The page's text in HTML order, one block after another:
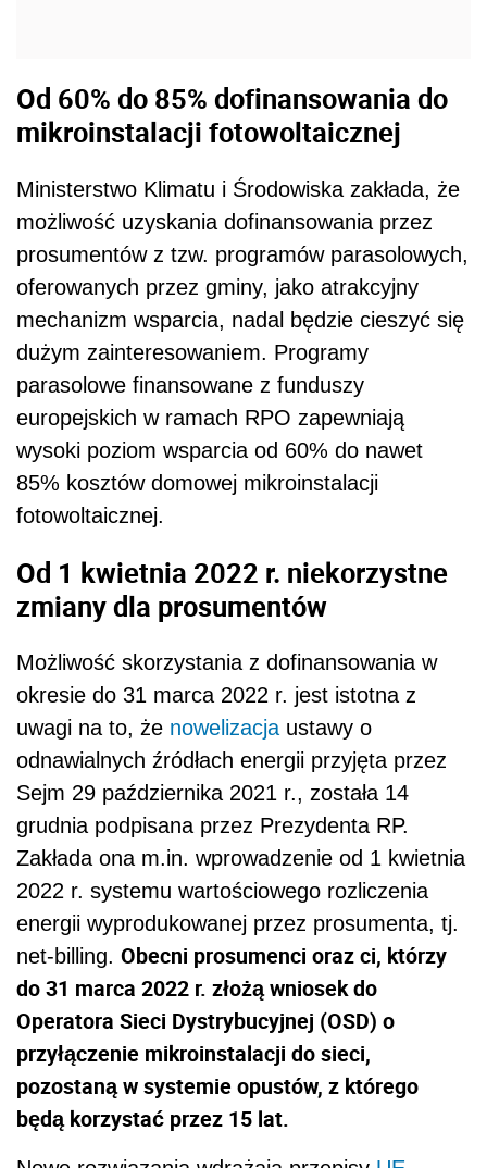
Od 60% do 85% dofinansowania do
mikroinstalacji fotowoltaicznej
Ministerstwo Klimatu i Środowiska zakłada, że
możliwość uzyskania dofinansowania przez
prosumentów z tzw. programów parasolowych,
oferowanych przez gminy, jako atrakcyjny
mechanizm wsparcia, nadal będzie cieszyć się
dużym zainteresowaniem. Programy
parasolowe finansowane z funduszy
europejskich w ramach RPO zapewniają
wysoki poziom wsparcia od 60% do nawet
85% kosztów domowej mikroinstalacji
fotowoltaicznej.
Od 1 kwietnia 2022 r. niekorzystne
zmiany dla prosumentów
Możliwość skorzystania z dofinansowania w
okresie do 31 marca 2022 r. jest istotna z
uwagi na to, że nowelizacja ustawy o
odnawialnych źródłach energii przyjęta przez
Sejm 29 października 2021 r., została 14
grudnia podpisana przez Prezydenta RP.
Zakłada ona m.in. wprowadzenie od 1 kwietnia
2022 r. systemu wartościowego rozliczenia
energii wyprodukowanej przez prosumenta, tj.
net-billing. Obecni prosumenci oraz ci, którzy
do 31 marca 2022 r. złożą wniosek do
Operatora Sieci Dystrybucyjnej (OSD) o
przyłączenie mikroinstalacji do sieci,
pozostaną w systemie opustów, z którego
będą korzystać przez 15 lat.